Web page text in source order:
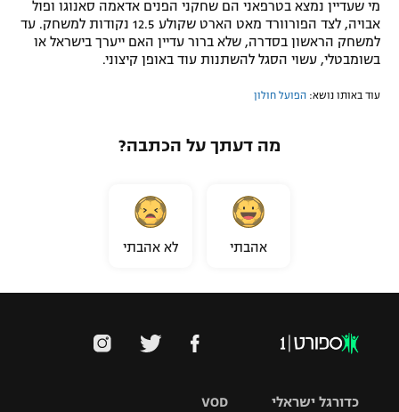
מי שעדיין נמצא בטרפאני הם שחקני הפנים אדאמה סאנוגו ופול
אבויה, לצד הפורוורד מאט הארט שקולע 12.5 נקודות למשחק. עד
למשחק הראשון בסדרה, שלא ברור עדיין האם ייערך בישראל או
בשומבטלי, עשוי הסגל להשתנות עוד באופן קיצוני.
עוד באותו נושא: הפועל חולון
מה דעתך על הכתבה?
אהבתי לא אהבתי
VOD כדורגל ישראלי